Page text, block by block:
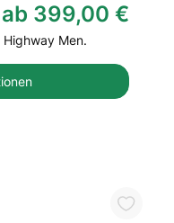
ab 399,00 €
Men.